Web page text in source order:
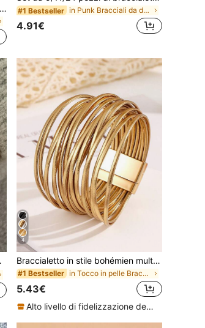
a serpente, scatola, perline, attorcigliati, strass, cuore cavo, onda, gioielli punk in metallo per donne #1 Bestseller in Punk Bracciali da donna
4.91€
4
Braccialetto in stile bohémien multistrato in pelle PU, adatto per look di moda
#1 Bestseller in Tocco in pelle Bracciali da donna
5.43€
Alto livello di fidelizzazione dei clienti